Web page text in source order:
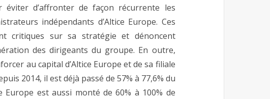
éviter d’affronter de façon récurrente les
indépendants d’Altice Europe. Ces
critiques sur sa stratégie et dénoncent
des dirigeants du groupe. En outre,
au capital d’Altice Europe et de sa filiale
2014, il est déjà passé de 57% à 77,6% du
est aussi monté de 60% à 100% de